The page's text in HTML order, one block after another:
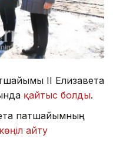
II Елизавета
қайтыс болды.
патшайымның
көңіл айту